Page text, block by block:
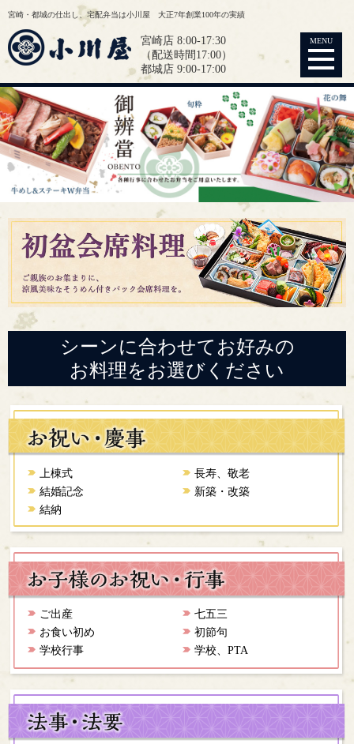
宮崎・都城の仕出し、宅配弁当は小川屋 大正7年創業100年の実績
宮崎店 8:00-17:30
（配送時間17:00）
都城店 9:00-17:00
MENU
シーンに合わせてお好みの
お料理をお選びください
上棟式
長寿、敬老
結婚記念
新築・改築
結納
ご出産
七五三
お食い初め
初節句
学校行事
学校、PTA